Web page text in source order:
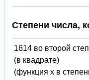
Степени числа,
1614 во второй
(в квадрате)
(функция x в